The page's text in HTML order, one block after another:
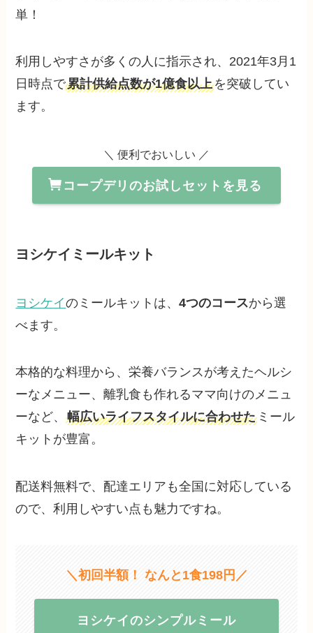
単！
利用しやすさが多くの人に指示され、2021年3月1
日時点で累計供給点数が1億食以上を突破してい
ます。
＼ 便利でおいしい ／
コープデリのお試しセットを見る
ヨシケイミールキット
ヨシケイのミールキットは、4つのコースから選
べます。
本格的な料理から、栄養バランスが考えたヘルシ
ーなメニュー、離乳食も作れるママ向けのメニュ
ーなど、幅広いライフスタイルに合わせた ミール
キットが豊富。
配送料無料で、配達エリアも全国に対応している
ので、利用しやすい点も魅力ですね。
＼初回半額！ なんと1食198円／
ヨシケイのシンプルミール